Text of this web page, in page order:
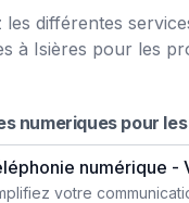
les différentes
à Isières pour les
numeriques pour
numérique -